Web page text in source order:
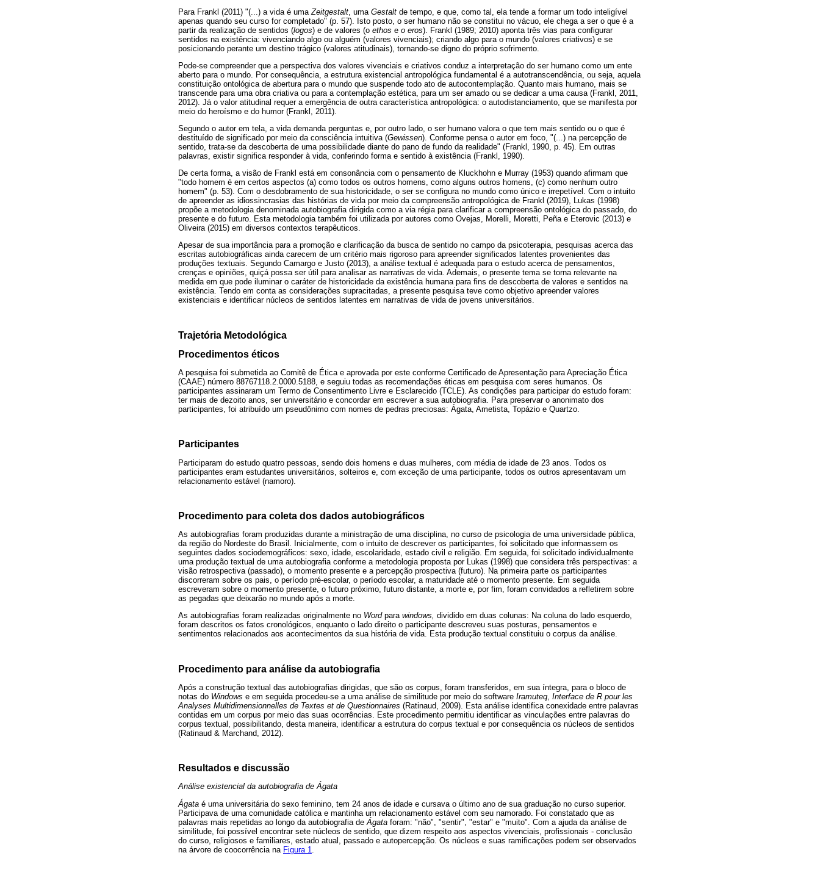
Para Frankl (2011) "(...) a vida é uma Zeitgestalt , uma Gestalt de tempo, e que, como tal, ela tende a formar um todo inteligível
apenas quando seu curso for completado" (p. 57). Isto posto, o ser humano não se constitui no vácuo, ele chega a ser o que é a
partir da realização de sentidos (logos) e de valores (o ethos e o eros). Frankl (1989; 2010) aponta três vias para configurar
sentidos na existência: vivenciando algo ou alguém (valores vivenciais); criando algo para o mundo (valores criativos) e se
posicionando perante um destino trágico (valores atitudinais), tornando-se digno do próprio sofrimento.
Pode-se compreender que a perspectiva dos valores vivenciais e criativos conduz a interpretação do ser humano como um ente
aberto para o mundo. Por consequência, a estrutura existencial antropológica fundamental é a autotranscendência, ou seja, aquela
constituição ontológica de abertura para o mundo que suspende todo ato de autocontemplação. Quanto mais humano, mais se
transcende para uma obra criativa ou para a contemplação estética, para um ser amado ou se dedicar a uma causa (Frankl, 2011,
2012). Já o valor atitudinal requer a emergência de outra característica antropológica: o autodistanciamento, que se manifesta por
meio do heroísmo e do humor (Frankl, 2011).
Segundo o autor em tela, a vida demanda perguntas e, por outro lado, o ser humano valora o que tem mais sentido ou o que é
destituído de significado por meio da consciência intuitiva (Gewissen). Conforme pensa o autor em foco, "(...) na percepção de
sentido, trata-se da descoberta de uma possibilidade diante do pano de fundo da realidade" (Frankl, 1990, p. 45). Em outras
palavras, existir significa responder à vida, conferindo forma e sentido à existência (Frankl, 1990).
De certa forma, a visão de Frankl está em consonância com o pensamento de Kluckhohn e Murray (1953) quando afirmam que
"todo homem é em certos aspectos (a) como todos os outros homens, como alguns outros homens, (c) como nenhum outro
homem" (p. 53). Com o desdobramento de sua historicidade, o ser se configura no mundo como único e irrepetível. Com o intuito
de apreender as idiossincrasias das histórias de vida por meio da compreensão antropológica de Frankl (2019), Lukas (1998)
propõe a metodologia denominada autobiografia dirigida como a via régia para clarificar a compreensão ontológica do passado, do
presente e do futuro. Esta metodologia também foi utilizada por autores como Ovejas, Morelli, Moretti, Peña e Eterovic (2013) e
Oliveira (2015) em diversos contextos terapêuticos.
Apesar de sua importância para a promoção e clarificação da busca de sentido no campo da psicoterapia, pesquisas acerca das
escritas autobiográficas ainda carecem de um critério mais rigoroso para apreender significados latentes provenientes das
produções textuais. Segundo Camargo e Justo (2013), a análise textual é adequada para o estudo acerca de pensamentos,
crenças e opiniões, quiçá possa ser útil para analisar as narrativas de vida. Ademais, o presente tema se torna relevante na
medida em que pode iluminar o caráter de historicidade da existência humana para fins de descoberta de valores e sentidos na
existência. Tendo em conta as considerações supracitadas, a presente pesquisa teve como objetivo apreender valores
existenciais e identificar núcleos de sentidos latentes em narrativas de vida de jovens universitários.
Trajetória Metodológica
Procedimentos éticos
A pesquisa foi submetida ao Comitê de Ética e aprovada por este conforme Certificado de Apresentação para Apreciação Ética
(CAAE) número 88767118.2.0000.5188, e seguiu todas as recomendações éticas em pesquisa com seres humanos. Os
participantes assinaram um Termo de Consentimento Livre e Esclarecido (TCLE). As condições para participar do estudo foram:
ter mais de dezoito anos, ser universitário e concordar em escrever a sua autobiografia. Para preservar o anonimato dos
participantes, foi atribuído um pseudônimo com nomes de pedras preciosas: Ágata, Ametista, Topázio e Quartzo.
Participantes
Participaram do estudo quatro pessoas, sendo dois homens e duas mulheres, com média de idade de 23 anos. Todos os
participantes eram estudantes universitários, solteiros e, com exceção de uma participante, todos os outros apresentavam um
relacionamento estável (namoro).
Procedimento para coleta dos dados autobiográficos
As autobiografias foram produzidas durante a ministração de uma disciplina, no curso de psicologia de uma universidade pública,
da região do Nordeste do Brasil. Inicialmente, com o intuito de descrever os participantes, foi solicitado que informassem os
seguintes dados sociodemográficos: sexo, idade, escolaridade, estado civil e religião. Em seguida, foi solicitado individualmente
uma produção textual de uma autobiografia conforme a metodologia proposta por Lukas (1998) que considera três perspectivas: a
visão retrospectiva (passado), o momento presente e a percepção prospectiva (futuro). Na primeira parte os participantes
discorreram sobre os pais, o período pré-escolar, o período escolar, a maturidade até o momento presente. Em seguida
escreveram sobre o momento presente, o futuro próximo, futuro distante, a morte e, por fim, foram convidados a refletirem sobre
as pegadas que deixarão no mundo após a morte.
As autobiografias foram realizadas originalmente no Wordpara windows, dividido em duas colunas: Na coluna do lado esquerdo,
foram descritos os fatos cronológicos, enquanto o lado direito o participante descreveu suas posturas, pensamentos e
sentimentos relacionados aos acontecimentos da sua história de vida. Esta produção textual constituiu o corpus da análise.
Procedimento para análise da autobiografia
Após a construção textual das autobiografias dirigidas, que são os corpus, foram transferidos, em sua íntegra, para o bloco de
notas do Windows e em seguida procedeu-se a uma análise de similitude por meio do software Iramuteq Interface de R pour les
Analyses Multidimensionnelles de Textes et de Questionnaires (Ratinaud, 2009). Esta análise identifica conexidade entre palavras
contidas em um corpus por meio das suas ocorrências. Este procedimento permitiu identificar as vinculações entre palavras do
corpus textual, possibilitando, desta maneira, identificar a estrutura do corpus textual e por consequência os núcleos de sentidos
(Ratinaud & Marchand, 2012).
Resultados e discussão
Análise existencial da autobiografia de Ágata
Ágata é uma universitária do sexo feminino, tem 24 anos de idade e cursava o último ano de sua graduação no curso superior.
Participava de uma comunidade católica e mantinha um relacionamento estável com seu namorado. Foi constatado que as
palavras mais repetidas ao longo da autobiografia de Ágata foram: "não", "sentir", "estar" e "muito". Com a ajuda da análise de
similitude, foi possível encontrar sete núcleos de sentido, que dizem respeito aos aspectos vivenciais, profissionais - conclusão
do curso, religiosos e familiares, estado atual, passado e autopercepção. Os núcleos e suas ramificações podem ser observados
na árvore de coocorrência na Figura 1